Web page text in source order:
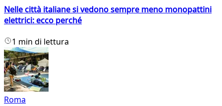
Nelle città italiane si vedono sempre meno monopattini
elettrici: ecco perché
1 min di lettura
Roma